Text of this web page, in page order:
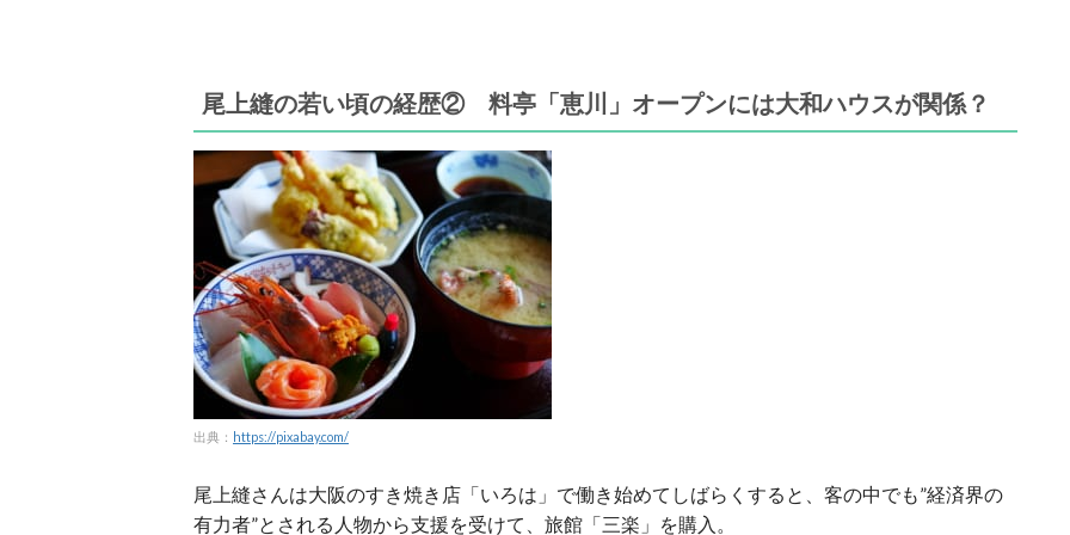
尾上縫の若い頃の経歴② 料亭「恵川」オープンには大和ハウスが関係？
出典： https://pixabay.com/
尾上縫さんは大阪のすき焼き店「いろは」で働き始めてしばらくすると、客の中でも”経済界の
有力者”とされる人物から支援を受けて、旅館「三楽」を購入。